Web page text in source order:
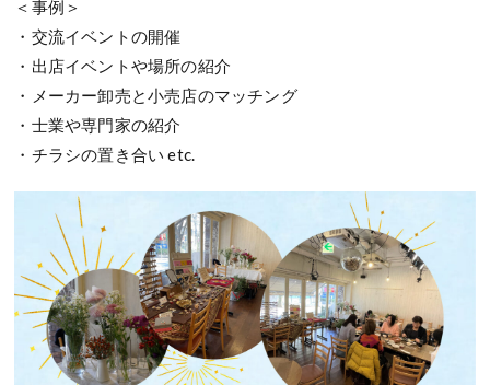
＜事例＞
・交流イベントの開催
・出店イベントや場所の紹介
・メーカー卸売と小売店のマッチング
・士業や専門家の紹介
・チラシの置き合い etc.